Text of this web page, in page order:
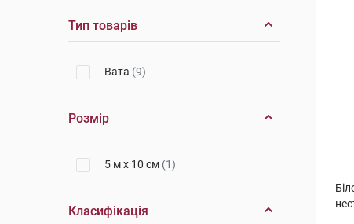
Тип товарів
Вата (9)
Розмір
5 м х 10 см (1)
Класифікація